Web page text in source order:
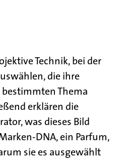
Technik, bei der
, die ihre
Thema
erklären die
was dieses Bild
DNA,ein Parfum,
sie es ausgewählt